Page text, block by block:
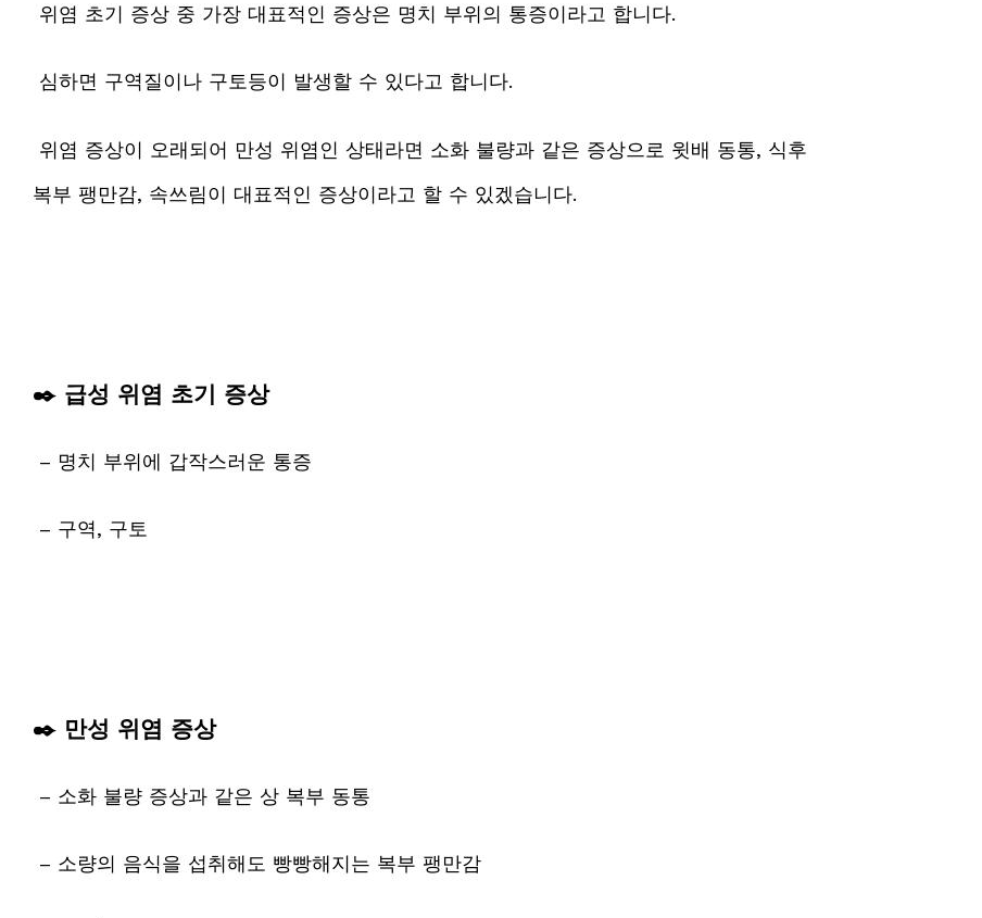
위염 초기 증상 중 가장 대표적인 증상은 명치 부위의 통증이라고 합니다.
심하면 구역질이나 구토등이 발생할 수 있다고 합니다.
위염 증상이 오래되어 만성 위염인 상태라면 소화 불량과 같은 증상으로 윗배 동통, 식후
복부 팽만감, 속쓰림이 대표적인 증상이라고 할 수 있겠습니다.
✒️ 급성 위염 초기 증상
– 명치 부위에 갑작스러운 통증
– 구역, 구토
✒️ 만성 위염 증상
– 소화 불량 증상과 같은 상 복부 동통
– 소량의 음식을 섭취해도 빵빵해지는 복부 팽만감